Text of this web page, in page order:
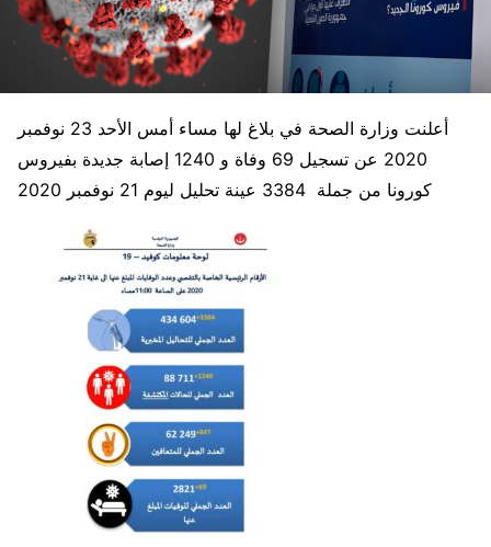
أعلنت وزارة الصحة في بلاغ لها مساء أمس الأحد 23 نوفمبر
2020 عن تسجيل 69 وفاة و 1240 إصابة جديدة بفيروس
كورونا من جملة 3384 عينة تحليل ليوم 21 نوفمبر 2020